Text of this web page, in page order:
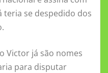
ss
ki
teria se despedido dos
Victor já são nomes
para disputar